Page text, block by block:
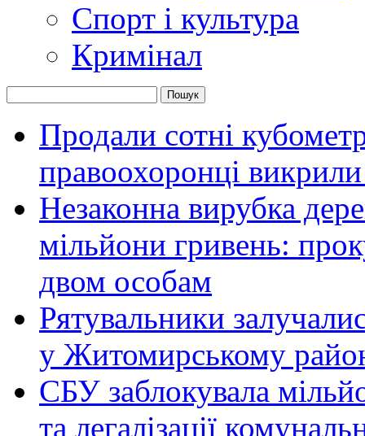
Спорт і культура
Кримінал
Продали сотні
правоохоронці
Незаконна вирубка
мільйони гривень:
двом особам
Рятувальники
у Житомирському
СБУ заблокувала
та легалізації